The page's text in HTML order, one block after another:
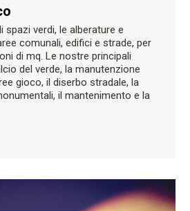
spazi verdi, le alberature e
comunali, edifici e strade, per
di mq. Le nostre principali
del verde, la manutenzione
gioco, il diserbo stradale, la
il mantenimento e la